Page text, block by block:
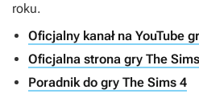
roku.
Oficjalny kanał na YouTube
Oficjalna strona gry The Sims
Poradnik do gry The Sims 4